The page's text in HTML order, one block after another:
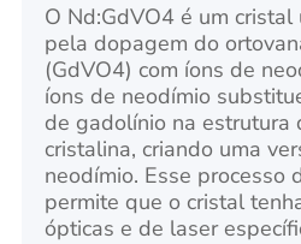
O Nd:GdVO4 é um cristal
pela dopagem do
(GdVO4) com íons de
íons de neodímio
de gadolínio na estrutura
cristalina, criando uma
neodímio. Esse processo
permite que o cristal
ópticas e de laser